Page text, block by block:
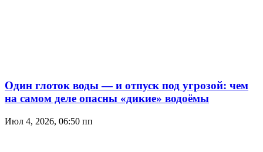
Один глоток воды — и отпуск под угрозой: чем
на самом деле опасны «дикие» водоёмы
Июл 4, 2026, 06:50 пп